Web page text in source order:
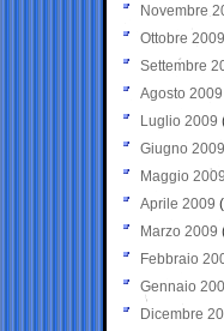
Novembre
Ottobre 2009
Settembre
Agosto 2009
Luglio 2009
Giugno 2009
Maggio 2009
Aprile 2009
Marzo 2009
Febbraio
Gennaio
Dicembre